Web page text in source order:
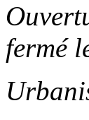
fermé